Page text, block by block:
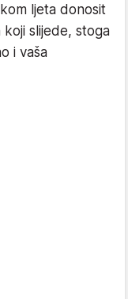
ljeta donosit
slijede, stoga
i vaša